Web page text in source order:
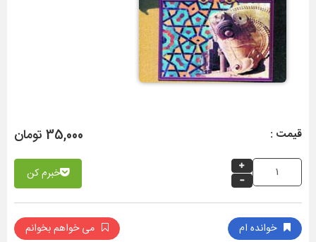
قیمت : 35,000 تومان
خبرم کن
خوانده ام می خواهم بخوانم